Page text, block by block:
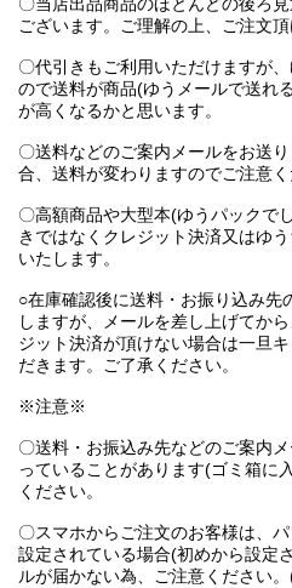
〇当店出品商品のほとんどの後ろ
ございます。ご理解の上、ご注文頂
〇代引きもご利用いただけますが
ので送料が商品(ゆうメールで送れ
が高くなるかと思います。
〇送料などのご案内メールをお送
合、送料が変わりますのでご注意く
〇高額商品や大型本(ゆうパックで
きではなくクレジット決済又はゆ
いたします。
○在庫確認後に送料・お振り込み先
しますが、メールを差し上げてか
ジット決済が頂けない場合は一旦
だきます。ご了承ください。
※注意※
〇送料・お振込み先などのご案内
っていることがあります(ゴミ箱に
ください。
〇スマホからご注文のお客様は、
設定されている場合(初めから設定
ルが届かない為、ご注意ください